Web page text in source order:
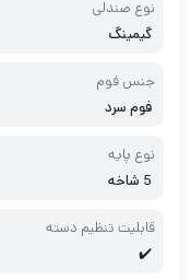
نوع صندلی
گیمینگ
جنس فوم
فوم سرد
نوع پایه
5 شاخه
قابلیت تنظیم دسته
✔️